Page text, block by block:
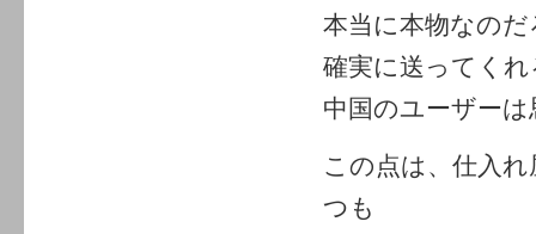
本当に本物なの
確実に送ってく
中国のユーザー
この点は、仕入
つも